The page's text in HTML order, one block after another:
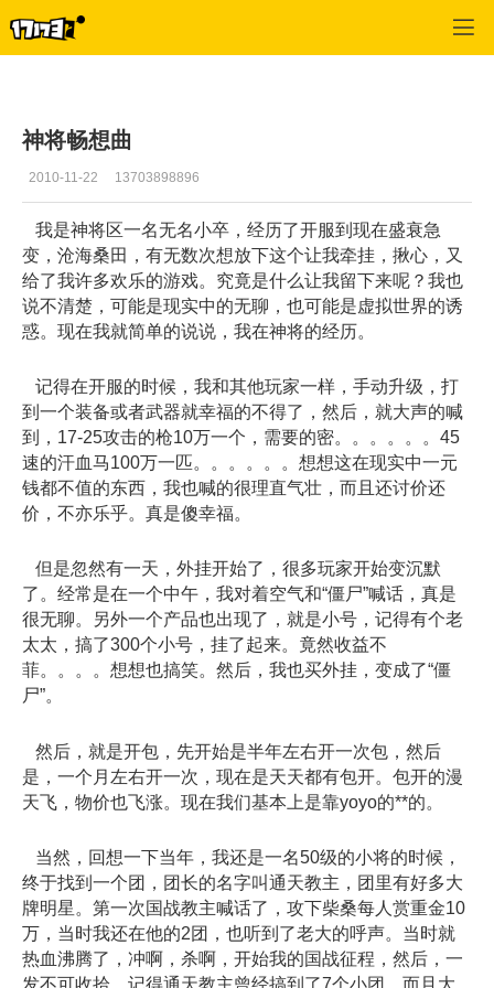
神将畅想曲
2010-11-22 13703898896
我是神将区一名无名小卒，经历了开服到现在盛衰急
变，沧海桑田，有无数次想放下这个让我牵挂，揪心，又
给了我许多欢乐的游戏。究竟是什么让我留下来呢？我也
说不清楚，可能是现实中的无聊，也可能是虚拟世界的诱
惑。现在我就简单的说说，我在神将的经历。
记得在开服的时候，我和其他玩家一样，手动升级，打
到一个装备或者武器就幸福的不得了，然后，就大声的喊
到，17-25攻击的枪10万一个，需要的密。。。。。。45
速的汗血马100万一匹。。。。。。想想这在现实中一元
钱都不值的东西，我也喊的很理直气壮，而且还讨价还
价，不亦乐乎。真是傻幸福。
但是忽然有一天，外挂开始了，很多玩家开始变沉默
了。经常是在一个中午，我对着空气和“僵尸”喊话，真是
很无聊。另外一个产品也出现了，就是小号，记得有个老
太太，搞了300个小号，挂了起来。竟然收益不
菲。。。。想想也搞笑。然后，我也买外挂，变成了“僵
尸”。
然后，就是开包，先开始是半年左右开一次包，然后
是，一个月左右开一次，现在是天天都有包开。包开的漫
天飞，物价也飞涨。现在我们基本上是靠yoyo的**的。
当然，回想一下当年，我还是一名50级的小将的时候，
终于找到一个团，团长的名字叫通天教主，团里有好多大
牌明星。第一次国战教主喊话了，攻下柴桑每人赏重金10
万，当时我还在他的2团，也听到了老大的呼声。当时就
热血沸腾了，冲啊，杀啊，开始我的国战征程，然后，一
发不可收拾。记得通天教主曾经搞到了7个小团，而且大